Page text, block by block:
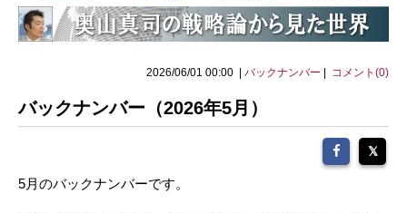
2026/06/01 00:00 | バックナンバー | コメント(0)
バックナンバー（2026年5月）
5月のバックナンバーです。